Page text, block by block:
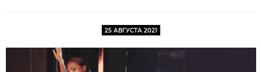
25 АВГУСТА 2021